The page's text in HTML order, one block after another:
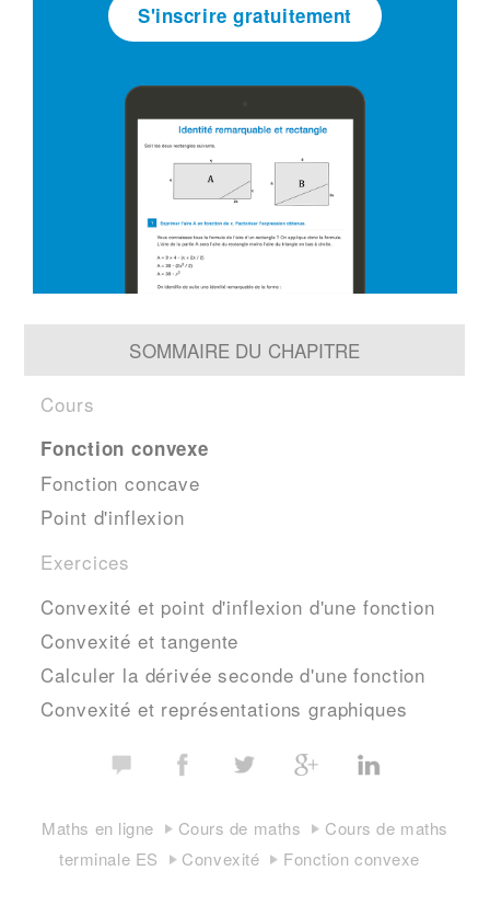
S'inscrire gratuitement
SOMMAIRE DU CHAPITRE
Cours
Fonction convexe
Fonction concave
Point d'inflexion
Exercices
Convexité et point d'inflexion d'une fonction
Convexité et tangente
Calculer la dérivée seconde d'une fonction
Convexité et représentations graphiques
Maths en ligne Cours de maths
Cours de maths
terminale ES
Convexité Fonction convexe